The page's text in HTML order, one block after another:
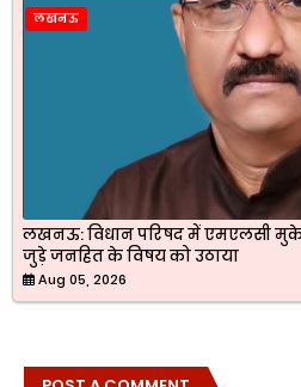
लखनऊ
लखनऊ: विधान परिषद में एमएलसी
जुड़े जनहित के विषय को उठाया
Aug 05, 2026